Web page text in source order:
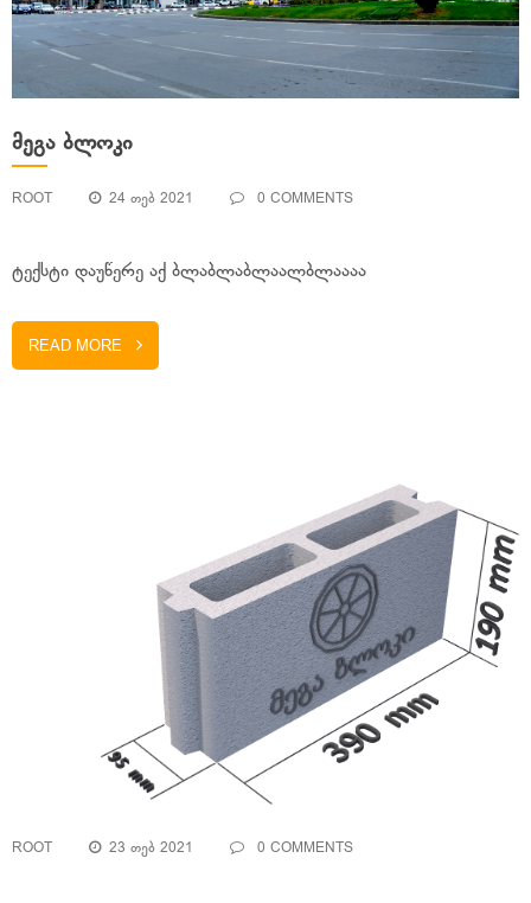
ᲛᲔᲒᲐ ᲑᲚᲝᲙᲘ
ROOT 24 ᲗᲔᲑ 2021 0 COMMENTS
ტექსტი დაუწერე აქ ბლაბლაბლაალბლაააა
READ MORE
ROOT 23 ᲗᲔᲑ 2021 0 COMMENTS